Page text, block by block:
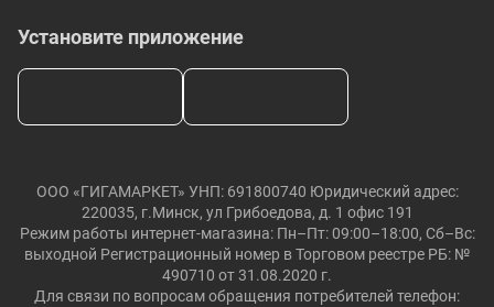
Установите приложение
ООО «ГИГАМАРКЕТ» УНП: 691800740 Юридический адрес:
220035, г.Минск, ул Грибоедова, д. 1 офис 191
Режим работы интернет-магазина: Пн–Пт: 09:00–18:00, Сб–Вс:
выходной Регистрационный номер в Торговом реестре РБ: №
490710 от 31.08.2020 г.
Для связи по вопросам обращения потребителей телефон: